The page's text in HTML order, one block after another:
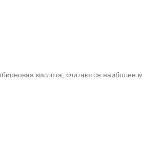
кислота, считаются